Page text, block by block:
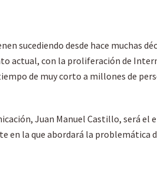
sucediendo desde hace muchas
con la proliferación de
de muy corto a millones de
Juan Manuel Castillo, será
en la que abordará la